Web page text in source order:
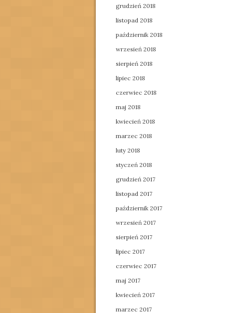
grudzień 2018
listopad 2018
październik 2018
wrzesień 2018
sierpień 2018
lipiec 2018
czerwiec 2018
maj 2018
kwiecień 2018
marzec 2018
luty 2018
styczeń 2018
grudzień 2017
listopad 2017
październik 2017
wrzesień 2017
sierpień 2017
lipiec 2017
czerwiec 2017
maj 2017
kwiecień 2017
marzec 2017